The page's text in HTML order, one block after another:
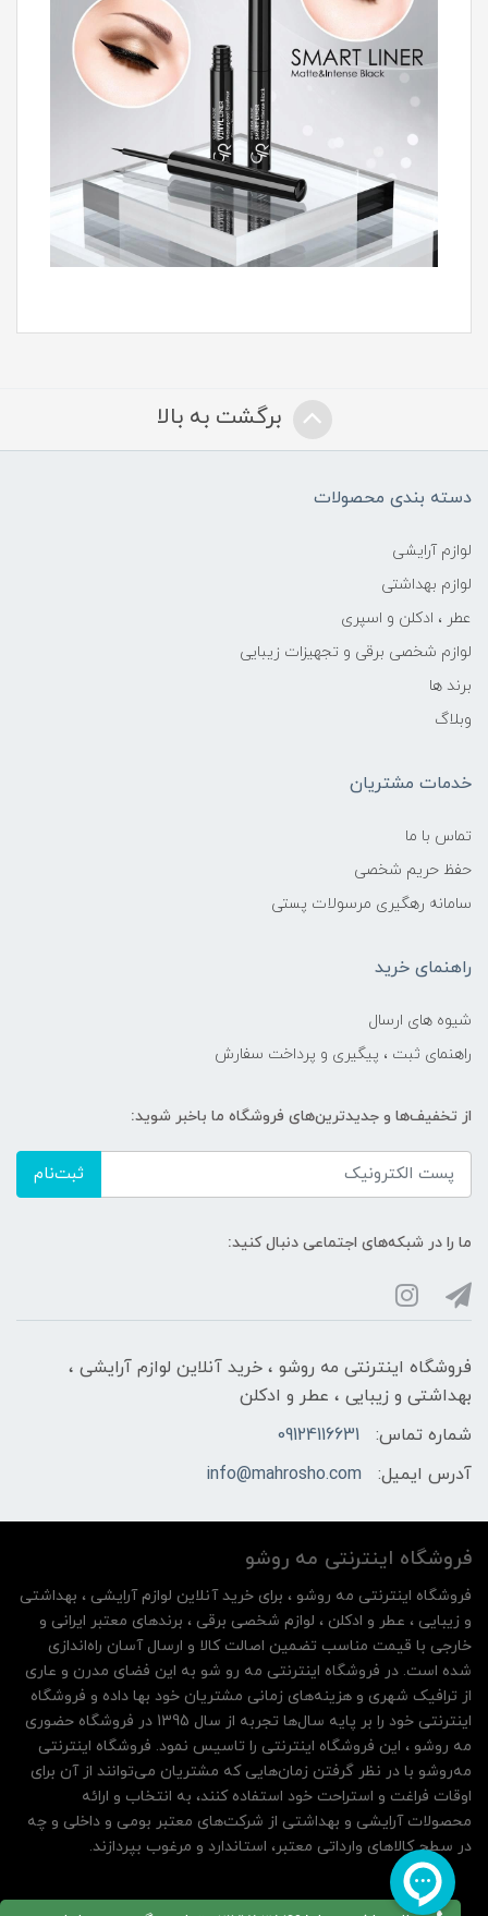
برگشت به بالا
دسته بندی محصولات
لوازم آرایشی
لوازم بهداشتی
عطر ، ادکلن و اسپری
لوازم شخصی برقی و تجهیزات زیبایی
برند ها
وبلاگ
خدمات مشتریان
تماس با ما
حفظ حریم شخصی
سامانه رهگیری مرسولات پستی
راهنمای خرید
شیوه های ارسال
راهنمای ثبت ، پیگیری و پرداخت سفارش
از تخفیف‌ها و جدیدترین‌های فروشگاه ما باخبر شوید:
ثبت‌نام
ما را در شبکه‌های اجتماعی دنبال کنید:
فروشگاه اینترنتی مه‌ رو‌شو ، خرید آنلاین لوازم آرایشی ،
بهداشتی و زیبایی ، عطر و ادکلن
شماره تماس:
09124116631
آدرس ایمیل:
info@mahrosho.com
فروشگاه اینترنتی مه‌ رو‌شو
فروشگاه اینترنتی مه‌ رو‌شو ، برای خرید آنلاین لوازم آرایشی ، بهداشتی
و زیبایی ، عطر و ادکلن ، لوازم شخصی برقی ، برندهای معتبر ایرانی و
خارجی با قیمت مناسب تضمین اصالت کالا و ارسال آسان راه‌اندازی
شده است. در فروشگاه اینترنتی مه رو شو به این فضای مدرن و عاری
از ترافیک شهری و هزینه‌های زمانی مشتریان خود بها داده و فروشگاه
اینترنتی خود را بر پایه سال‌ها تجربه از سال 1395 در فروشگاه حضوری
مه روشو ، این فروشگاه اینترنتی را تاسیس نمود. فروشگاه اینترنتی
مه‌رو‌شو با در نظر گرفتن زمان‌هایی که مشتریان می‌توانند از آن‌ برای
اوقات فراغت و استراحت خود استفاده کنند، به انتخاب و ارائه
محصولات آرایشی و بهداشتی از شرکت‌های معتبر بومی و داخلی و چه
در سطح کالاهای وارداتی معتبر، استاندارد و مرغوب بپردازند.